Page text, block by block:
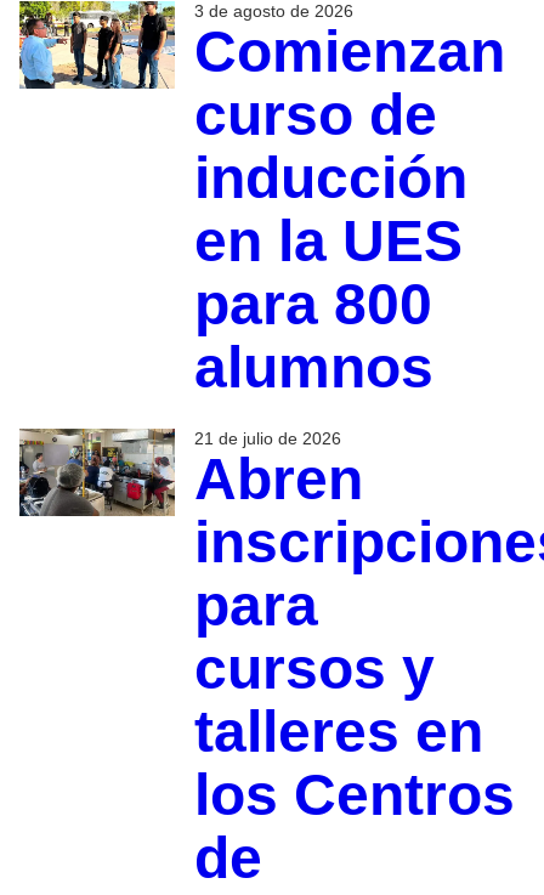
3 de agosto de 2026
Comienzan
curso de
inducción
en la UES
para 800
alumnos
21 de julio de 2026
Abren
para
cursos y
talleres en
los Centros
de